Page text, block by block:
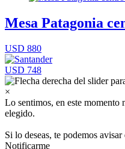
Mesa Patagonia
USD 880
USD 748
×
Lo sentimos, en este momento
elegido.
Si lo deseas, te podemos
Notificarme